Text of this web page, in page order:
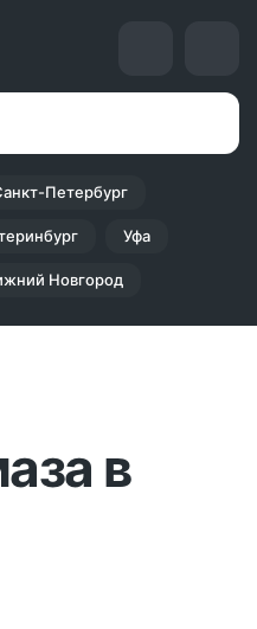
Петербург
Уфа
Новгород
в